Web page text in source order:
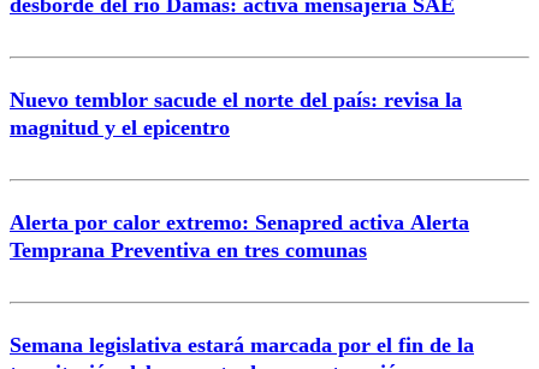
desborde del río Damas: activa mensajería SAE
Nuevo temblor sacude el norte del país: revisa la
magnitud y el epicentro
Alerta por calor extremo: Senapred activa Alerta
Temprana Preventiva en tres comunas
Semana legislativa estará marcada por el fin de la